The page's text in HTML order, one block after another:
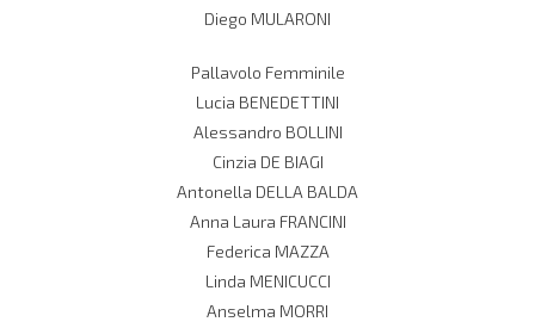
Diego MULARONI
Pallavolo Femminile
Lucia BENEDETTINI
Alessandro BOLLINI
Cinzia DE BIAGI
Antonella DELLA BALDA
Anna Laura FRANCINI
Federica MAZZA
Linda MENICUCCI
Anselma MORRI